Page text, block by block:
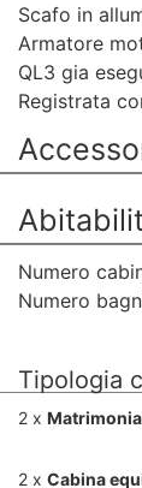
Scafo in
Armatore
QL3 gia
Registrata
Numero
Numero
Tipologia
2 x
2 x Cabina